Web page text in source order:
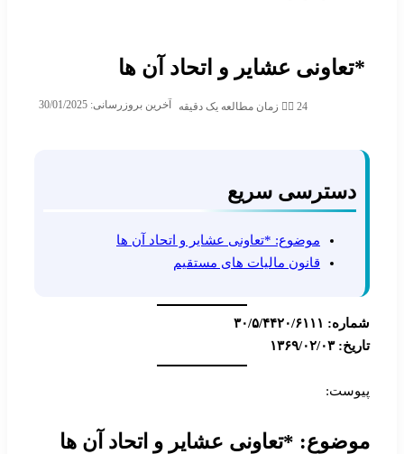
*تعاونی عشایر و اتحاد آن ها
آخرین بروزرسانی: 30/01/2025 24 زمان مطالعه یک دقیقه
دسترسی سریع
موضوع: *تعاونی عشایر و اتحاد آن ها
قانون مالیات های مستقیم
شماره: ۳۰/۵/۴۴۲۰/۶۱۱۱
تاریخ: ۱۳۶۹/۰۲/۰۳
پیوست:
موضوع: *تعاونی عشایر و اتحاد آن ها